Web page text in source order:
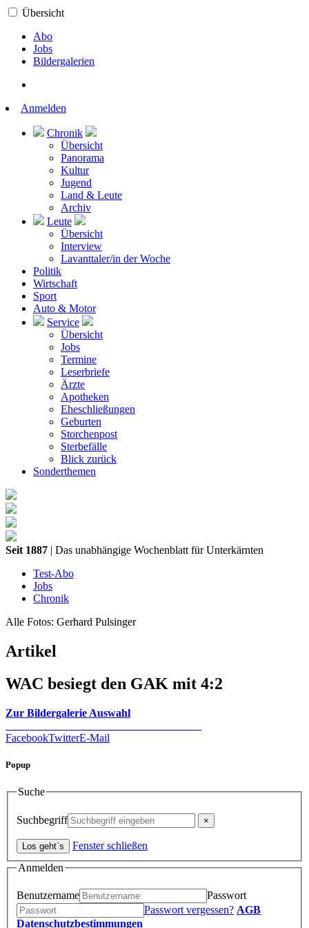
Übersicht
Abo
Jobs
Bildergalerien
Anmelden
Chronik
Übersicht
Panorama
Kultur
Jugend
Land & Leute
Archiv
Leute
Übersicht
Interview
Lavanttaler/in der Woche
Politik
Wirtschaft
Sport
Auto & Motor
Service
Übersicht
Jobs
Termine
Leserbriefe
Ärzte
Apotheken
Eheschließungen
Geburten
Storchenpost
Sterbefälle
Blick zurück
Sonderthemen
Seit 1887 | Das unabhängige Wochenblatt für Unterkärnten
Test-Abo
Jobs
Chronik
Alle Fotos: Gerhard Pulsinger
Artikel
WAC besiegt den GAK mit 4:2
Zur Bildergalerie Auswahl
FacebookTwitterE-Mail
Popup
Suche
Suchbegriff
Fenster schließen
Anmelden
Benutzername
Passwort
Passwort vergessen? AGB
Datenschutzbestimmungen